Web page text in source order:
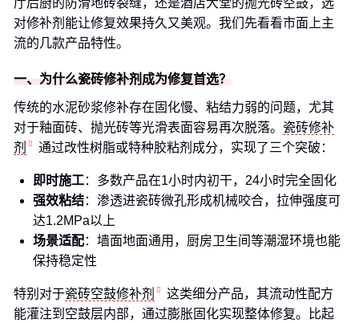
厅后厨的防滑地砖裂缝，还是酒店大堂的抛光砖空鼓，选
对修补剂能让修复效果持久又美观。我们先看看市面上主
流的几款产品特性。
一、为什么瓷砖修补剂成为修复首选？
传统的水泥砂浆修补存在固化慢、粘结力弱的问题，尤其
对于釉面砖、抛光砖等光滑表面容易再次脱落。 瓷砖修补
剂
通过改性树脂或特种胶粘剂成分，实现了三个突破：
即时施工：多数产品在1小时内初干，24小时完全固化
强效粘结：渗透进瓷砖微孔形成机械咬合，拉伸强度可
达1.2MPa以上
场景适配：墙面地面通用，厨房卫生间等潮湿环境也能
保持稳定性
特别对于瓷砖空鼓修补剂
这类细分产品，其流动性配方
能灌注到空鼓层内部，通过膨胀固化实现整体修复。比起